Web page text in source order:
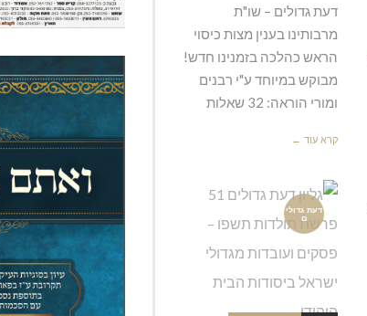
דעת גדולים – שו"ת
מרבותינו בענין מצות כיסוי
הראש כהלכה בזמנינו חדש!
מבוקש במיוחד ע"י רבנים
ומורי הוראה: 32 שאלות
קרא עוד ←
דעת גדולי
ם